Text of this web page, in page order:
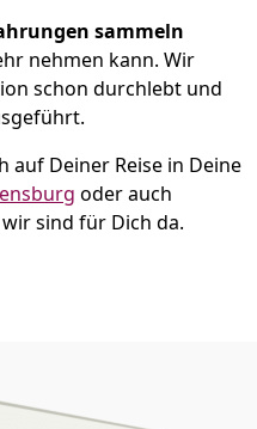
sammeln
nehmen kann. Wir
schon durchlebt und
auf Deiner Reise in Deine
oder auch
sind für Dich da.